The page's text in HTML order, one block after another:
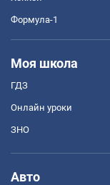
Формула-1
Моя школа
ГДЗ
Онлайн уроки
ЗНО
Авто